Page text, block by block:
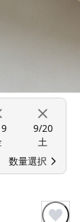
9/20
土
数量選択